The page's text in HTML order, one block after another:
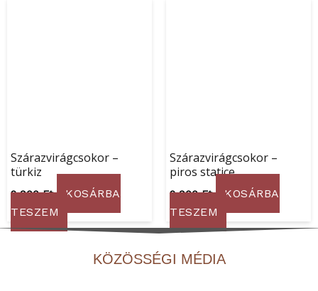
Szárazvirágcsokor –
türkiz
2 900Ft
KOSÁRBA
TESZEM
Szárazvirágcsokor –
piros statice
2 900Ft
KOSÁRBA
TESZEM
KÖZÖSSÉGI MÉDIA